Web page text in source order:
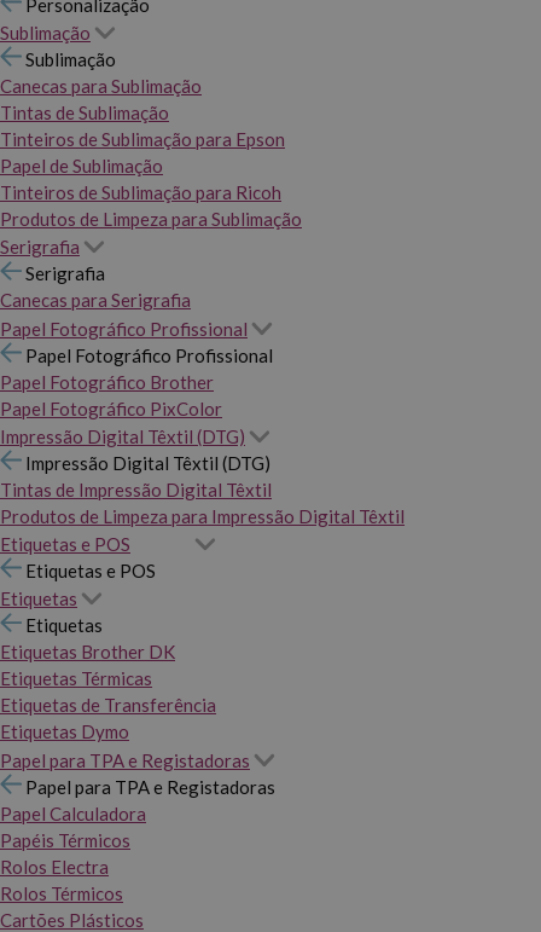
Personalização
Sublimação
Sublimação
Canecas para Sublimação
Tintas de Sublimação
Tinteiros de Sublimação para Epson
Papel de Sublimação
Tinteiros de Sublimação para Ricoh
Produtos de Limpeza para Sublimação
Serigrafia
Serigrafia
Canecas para Serigrafia
Papel Fotográfico Profissional
Papel Fotográfico Profissional
Papel Fotográfico Brother
Papel Fotográfico PixColor
Impressão Digital Têxtil (DTG)
Impressão Digital Têxtil (DTG)
Tintas de Impressão Digital Têxtil
Produtos de Limpeza para Impressão Digital Têxtil
Etiquetas e POS
Etiquetas e POS
Etiquetas
Etiquetas
Etiquetas Brother DK
Etiquetas Térmicas
Etiquetas de Transferência
Etiquetas Dymo
Papel para TPA e Registadoras
Papel para TPA e Registadoras
Papel Calculadora
Papéis Térmicos
Rolos Electra
Rolos Térmicos
Cartões Plásticos